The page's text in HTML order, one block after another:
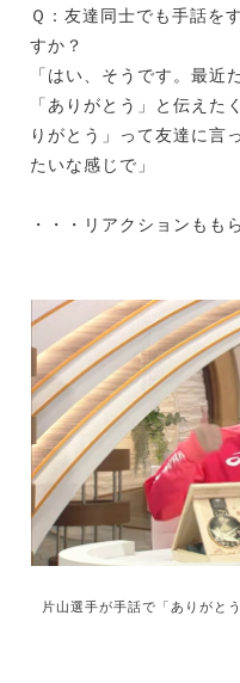
Ｑ：友達同士でも手話を
すか？
「はい、そうです。最近
「ありがとう」と伝えた
りがとう」って友達に言
たいな感じで」
・・・リアクションもも
片山選手が手話で「ありがと